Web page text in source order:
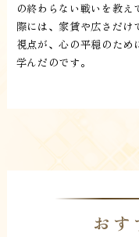
の終わらない戦いを教
際には、家賃や広さだけ
視点が、心の平穏のため
学んだのです。
お